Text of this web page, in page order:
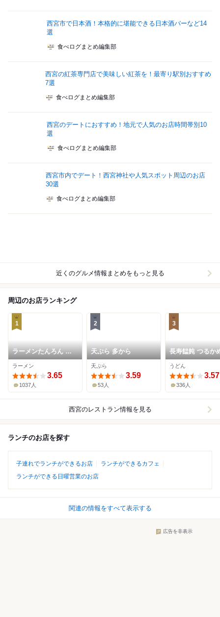
西宮市で日本酒！本格的に堪能できる日本酒バーなど14
選
食べログまとめ編集部
西宮の紅茶専門店で美味しい紅茶を！最寄り駅別おすすめ
7選
食べログまとめ編集部
西宮のデートにおすすめ！地元で人気のお店時間帯別10
選
食べログまとめ編集部
西宮市内でデート！西宮神社や人気スポット周辺のお店
30選
食べログまとめ編集部
近くのグルメ情報まとめをもっと見る
周辺のお店ランキング
1
ラーメンたんろん 本
店
ラーメン
3.65
1037人
2
天ぷら 多から
天ぷら
3.59
53人
3
長寿饂飩 つるか
うどん
3.57
336人
西宮のレストラン情報を見る
ランチのお店を探す
子連れでランチができるお店
ランチができるカフェ
ランチができる日曜営業のお店
関連の情報をすべて表示する
広告を非表示